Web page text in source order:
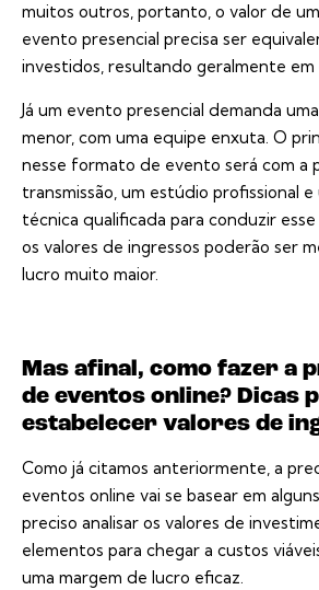
muitos outros, portanto, o valor de
evento presencial precisa ser
investidos, resultando geralmente em
Já um evento presencial demanda
menor, com uma equipe enxuta. O
nesse formato de evento será com a
transmissão, um estúdio profissional e
técnica qualificada para conduzir
os valores de ingressos poderão ser
lucro muito maior.
Mas afinal, como fazer a
de eventos online? Dicas
estabelecer valores de
Como já citamos anteriormente, a
eventos online vai se basear em
preciso analisar os valores de
elementos para chegar a custos
uma margem de lucro eficaz.